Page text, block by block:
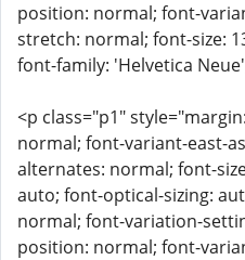
position: normal; font-
stretch: normal; font-size:
font-family: 'Helvetica
<p class="p1"
normal; font-variant-east-
alternates: normal; font-
auto; font-optical-sizing:
normal; font-variation-
position: normal; font-